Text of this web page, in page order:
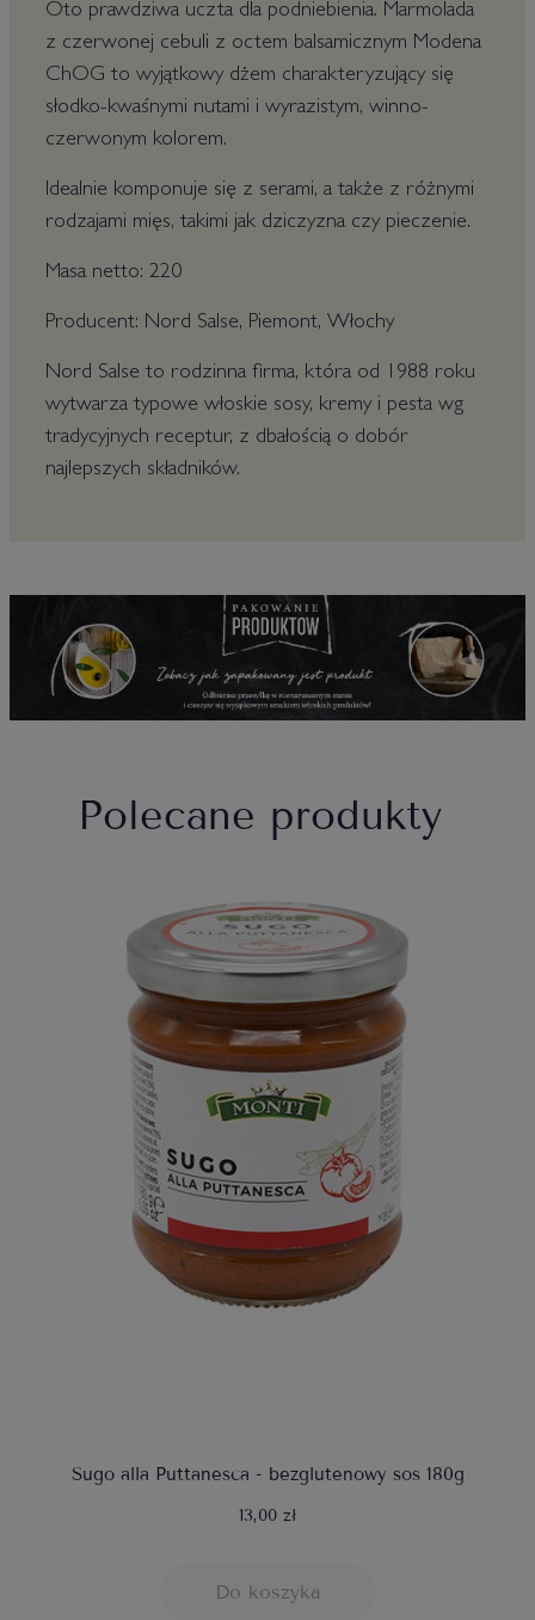
Oto prawdziwa uczta dla podniebienia. Marmolada
z czerwonej cebuli z octem balsamicznym Modena
ChOG to wyjątkowy dżem charakteryzujący się
słodko-kwaśnymi nutami i wyrazistym, winno-
czerwonym kolorem.
Idealnie komponuje się z serami, a także z różnymi
rodzajami mięs, takimi jak dziczyzna czy pieczenie.
Masa netto: 220
Producent: Nord Salse, Piemont, Włochy
Nord Salse to rodzinna firma, która od 1988 roku
wytwarza typowe włoskie sosy, kremy i pesta wg
tradycyjnych receptur, z dbałością o dobór
najlepszych składników.
Polecane produkty
Sugo alla Puttanesca - bezglutenowy sos 180g
13,00 zł
Do koszyka